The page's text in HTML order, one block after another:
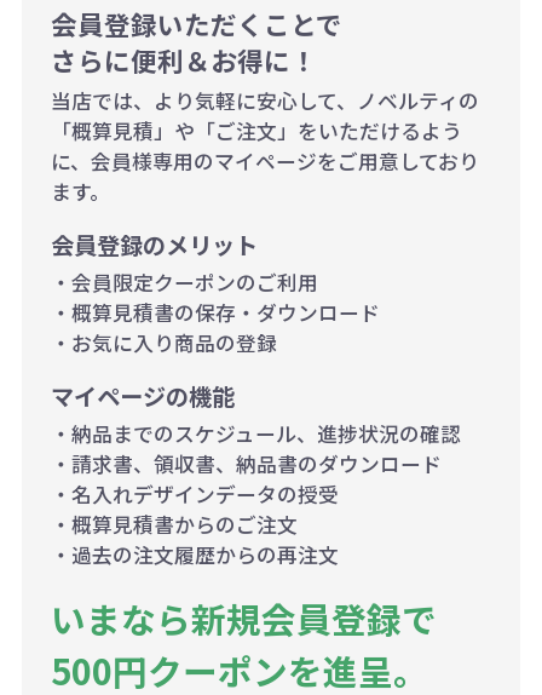
1,000個以上：28円（1個当た
り）
会員登録いただくことで
さらに便利＆お得に！
当店では、より気軽に安心して、ノベルティの
「概算見積」や「ご注文」をいただけるよう
に、会員様専用のマイページをご用意しており
ます。
会員登録のメリット
・会員限定クーポンのご利用
・概算見積書の保存・ダウンロード
・お気に入り商品の登録
マイページの機能
・納品までのスケジュール、進捗状況の確認
・請求書、領収書、納品書のダウンロード
・名入れデザインデータの授受
・概算見積書からのご注文
・過去の注文履歴からの再注文
いまなら新規会員登録で
500円クーポンを進呈。